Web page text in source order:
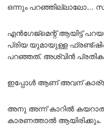
ഒന്നും പറഞ്ഞില്ലാലോ…
എൻഗേജ്മെന്റ് ആയിട്ട്
പ്രിയ യുമായുള്ള
പറഞ്ഞത്. അശ്വിൻ
ഇപ്പോൾ ആണ് അവന്
അനു അന്ന് കാറിൽ
കാരണത്താൽ ആയിരിക്കും.